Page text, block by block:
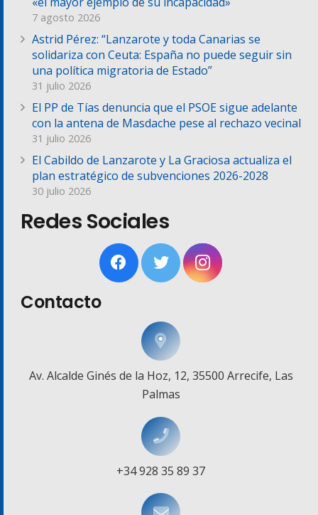
7 agosto 2026
Astrid Pérez: “Lanzarote y toda Canarias se
solidariza con Ceuta: España no puede seguir sin
una política migratoria de Estado”
31 julio 2026
El PP de Tías denuncia que el PSOE sigue adelante
con la antena de Masdache pese al rechazo vecinal
31 julio 2026
El Cabildo de Lanzarote y La Graciosa actualiza el
plan estratégico de subvenciones 2026-2028
30 julio 2026
Redes Sociales
Contacto
Av. Alcalde Ginés de la Hoz, 12, 35500 Arrecife, Las
Palmas
+34 928 35 89 37